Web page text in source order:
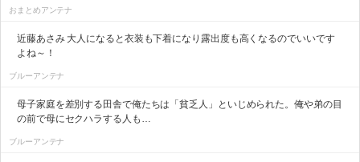
おまとめアンテナ
近藤あさみ 大人になると衣装も下着になり露出度も高くなるのでいいです
よね～！
ブルーアンテナ
母子家庭を差別する田舎で俺たちは「貧乏人」といじめられた。俺や弟の目
の前で母にセクハラする人も…
ブルーアンテナ